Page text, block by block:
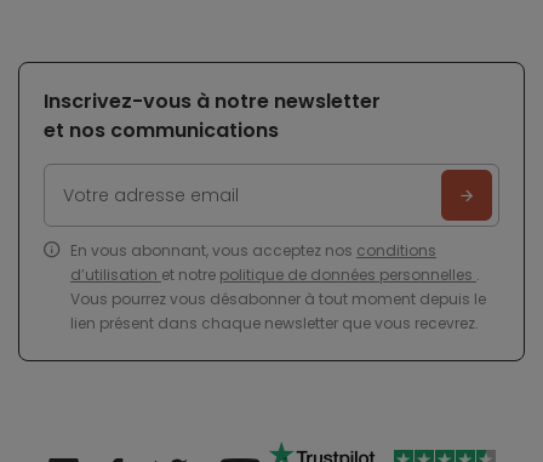
Inscrivez-vous à notre newsletter
et nos communications
En vous abonnant, vous acceptez nos conditions
d’utilisation et notre politique de données personnelles .
Vous pourrez vous désabonner à tout moment depuis le
lien présent dans chaque newsletter que vous recevrez.